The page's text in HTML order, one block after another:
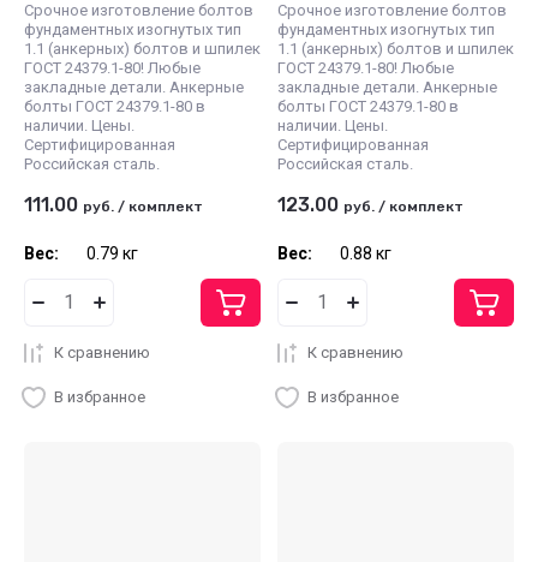
Срочное изготовление болтов
фундаментных изогнутых тип
1.1 (анкерных) болтов и шпилек
ГОСТ 24379.1-80! Любые
закладные детали. Анкерные
болты ГОСТ 24379.1-80 в
наличии. Цены.
Сертифицированная
Российская сталь.
111.00 руб. / комплект
Вес: 0.79 кг
К сравнению
В избранное
Срочное изготовление болтов
фундаментных изогнутых тип
1.1 (анкерных) болтов и шпилек
ГОСТ 24379.1-80! Любые
закладные детали. Анкерные
болты ГОСТ 24379.1-80 в
наличии. Цены.
Сертифицированная
Российская сталь.
123.00 руб. / комплект
Вес: 0.88 кг
К сравнению
В избранное